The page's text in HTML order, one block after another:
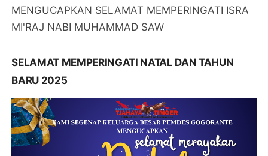
MENGUCAPKAN SELAMAT MEMPERINGATI ISRA
MI'RAJ NABI MUHAMMAD SAW
SELAMAT MEMPERINGATI NATAL DAN TAHUN
BARU 2025